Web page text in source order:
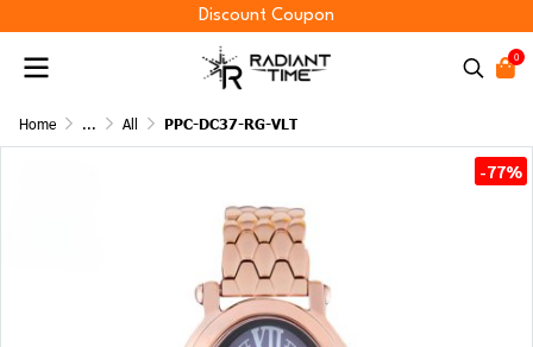
Discount Coupon
0
Home ... All PPC-DC37-RG-VLT
-77%